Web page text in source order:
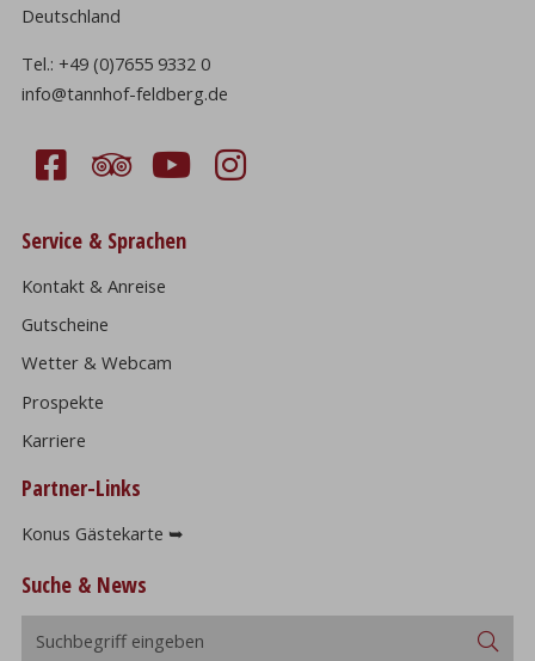
Deutschland
Tel.:+49 (0)7655 9332 0
info@tannhof-feldberg.de
Service & Sprachen
Kontakt & Anreise
Gutscheine
Wetter & Webcam
Prospekte
Karriere
Partner-Links
Konus Gästekarte ➥
Suche & News